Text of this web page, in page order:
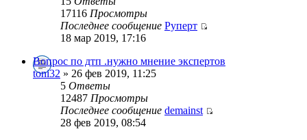
17116 Просмотры
Последнее сообщение Руперт
18 мар 2019, 17:16
Вопрос по дтп .нужно мнение экспертов
toni32 » 26 фев 2019, 11:25
5 Ответы
12487 Просмотры
Последнее сообщение demainst
28 фев 2019, 08:54